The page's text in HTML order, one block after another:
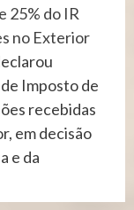
25% do IR
no Exterior
Imposto de
recebidas
em decisão
e da